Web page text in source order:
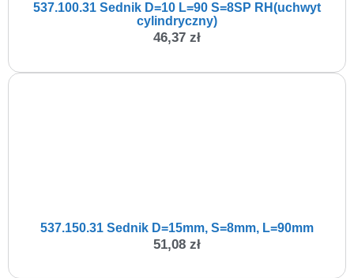
537.100.31 Sednik D=10 L=90 S=8SP RH(uchwyt
cylindryczny)
46,37 zł
537.150.31 Sednik D=15mm, S=8mm, L=90mm
51,08 zł